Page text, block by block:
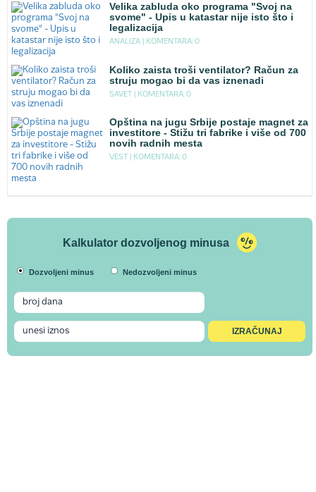
Velika zabluda oko programa "Svoj na
svome" - Upis u katastar nije isto što i
legalizacija
ANALIZA | KOMENTARA: 0
Koliko zaista troši ventilator? Račun za
struju mogao bi da vas iznenadi
SAVET | KOMENTARA: 0
Opština na jugu Srbije postaje magnet za
investitore - Stižu tri fabrike i više od 700
novih radnih mesta
VEST | KOMENTARA: 0
Kalkulator dozvoljenog minusa
Dozvoljeni minus Nedozvoljeni minus